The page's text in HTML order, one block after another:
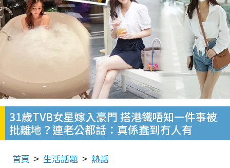
31歲TVB女星嫁入豪門 搭港鐵唔知一件事被
批離地？連老公都話：真係蠢到冇人有
首頁 生活話題 熱話